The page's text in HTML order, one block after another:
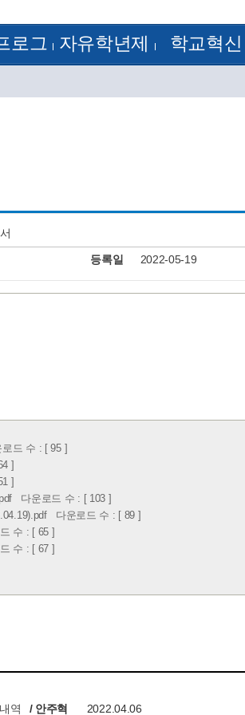
로그
자유학년제
3학년
학교혁신
전문적 학습 공동체
등록일 2022-05-19
드 수 : [ 95 ]
]
]
다운로드 수 : [ 103 ]
다운로드 수 : [ 89 ]
수 : [ 65 ]
수 : [ 67 ]
역
/ 안주혁 2022.04.06